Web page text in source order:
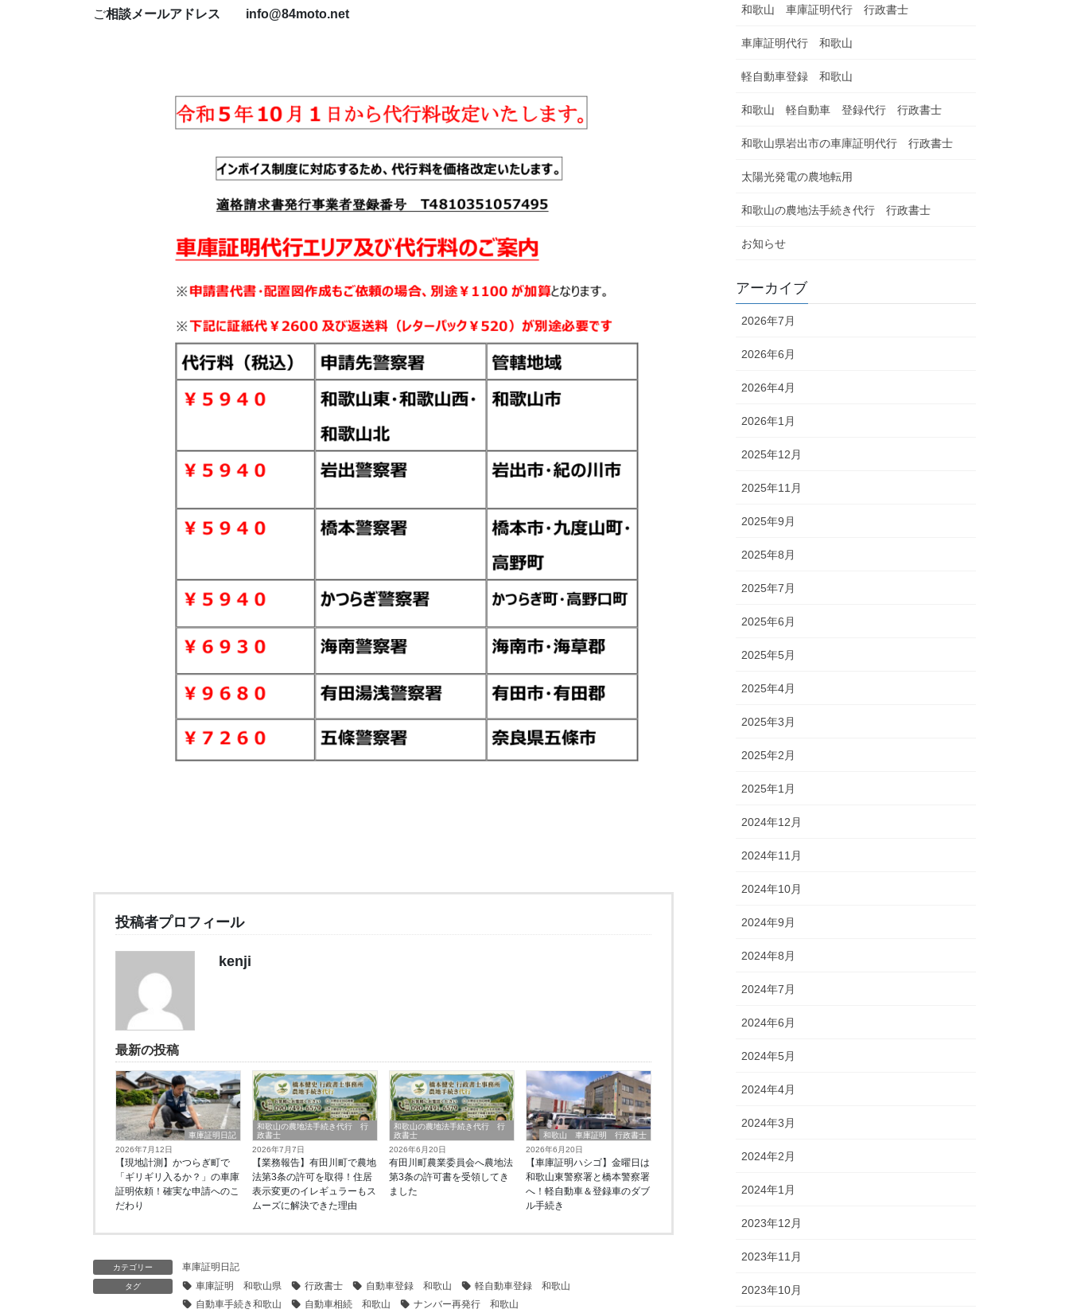
ご相談メールアドレス info@84moto.net
投稿者プロフィール
kenji
最新の投稿
車庫証明日記
2026年7月12日
【現地計測】かつらぎ町で
「ギリギリ入るか？」の車庫
証明依頼！確実な申請へのこ
だわり
和歌山の農地法手続き代行 行
政書士
2026年7月7日
【業務報告】有田川町で農地
法第3条の許可を取得！住居
表示変更のイレギュラーもス
ムーズに解決できた理由
和歌山の農地法手続き代行 行
政書士
2026年6月20日
有田川町農業委員会へ農地法
第3条の許可書を受領してき
ました
和歌山 車庫証明 行政書士
2026年6月20日
【車庫証明ハシゴ】金曜日は
和歌山東警察署と橋本警察署
へ！軽自動車＆登録車のダブ
ル手続き
カテゴリー 車庫証明日記
タグ 車庫証明 和歌山県 行政書士 自動車登録 和歌山
軽自動車登録 和歌山
自動車手続き和歌山
自動車相続 和歌山 ナンバー再発行 和歌山
和歌山 車庫証明代行 行政書士
車庫証明代行 和歌山
軽自動車登録 和歌山
和歌山 軽自動車 登録代行 行政書士
和歌山県岩出市の車庫証明代行 行政書士
太陽光発電の農地転用
和歌山の農地法手続き代行 行政書士
お知らせ
アーカイブ
2026年7月
2026年6月
2026年4月
2026年1月
2025年12月
2025年11月
2025年9月
2025年8月
2025年7月
2025年6月
2025年5月
2025年4月
2025年3月
2025年2月
2025年1月
2024年12月
2024年11月
2024年10月
2024年9月
2024年8月
2024年7月
2024年6月
2024年5月
2024年4月
2024年3月
2024年2月
2024年1月
2023年12月
2023年11月
2023年10月